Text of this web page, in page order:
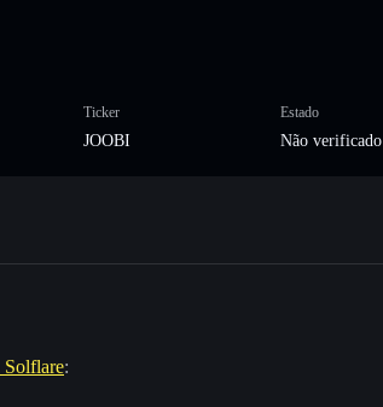
Ticker
JOOBI
Estado
Não verificado
Solflare: